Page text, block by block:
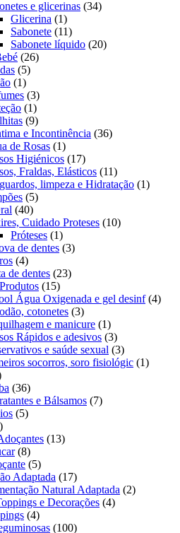
produto
e glicerinas 3434
Glicerina 11
produto
Sabonete 1111
produtos
Sabonete líquido 2020
2626
55
11
produto
33
produtos
11
produto
99
produtos
e Incontinência 3636
de Rosas 11
produto
Higiénicos 1717
produtos
Fraldas, Elásticos 1111
produtos
limpeza e Hidratação 11
55
4040
produtos
Cuidado Proteses 1010
Próteses 11
produto
de dentes 33
44
produtos
de dentes 2323
1515
produtos
Água Oxigenada e gel desinf 44
cotonetes 33
produtos
e manicure 11
produto
Rápidos e adesivos 33
produtos
e saúde sexual 33
produtos
socorros, soro fisiológic 11
3636
produtos
e Bálsamos 77
55
1313
88
produtos
55
produtos
Adaptada 1717
produtos
Natural Adaptada 22
e Decorações 44
44
produtos
100100